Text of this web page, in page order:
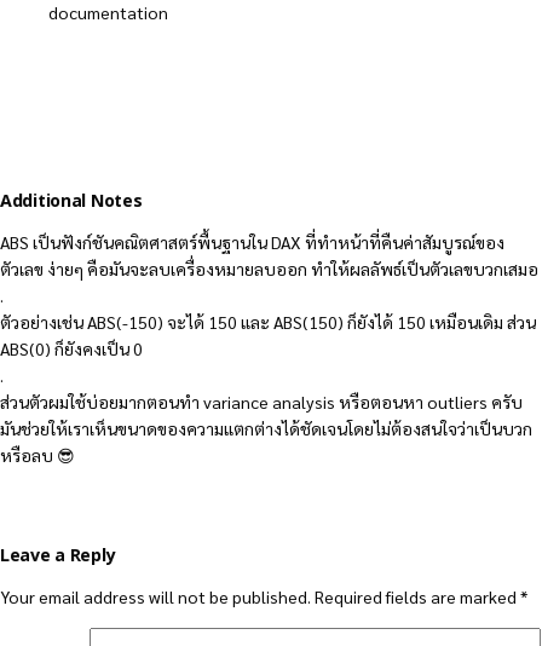
documentation
Additional Notes
ABS เป็นฟังก์ชันคณิตศาสตร์พื้นฐานใน DAX ที่ทำหน้าที่คืนค่าสัมบูรณ์ของ
ตัวเลข ง่ายๆ คือมันจะลบเครื่องหมายลบออก ทำให้ผลลัพธ์เป็นตัวเลขบวกเสมอ
.
ตัวอย่างเช่น ABS(-150) จะได้ 150 และ ABS(150) ก็ยังได้ 150 เหมือนเดิม ส่วน
ABS(0) ก็ยังคงเป็น 0
.
ส่วนตัวผมใช้บ่อยมากตอนทำ variance analysis หรือตอนหา outliers ครับ
มันช่วยให้เราเห็นขนาดของความแตกต่างได้ชัดเจนโดยไม่ต้องสนใจว่าเป็นบวก
หรือลบ 😎
Leave a Reply
Your email address will not be published. Required fields are marked *